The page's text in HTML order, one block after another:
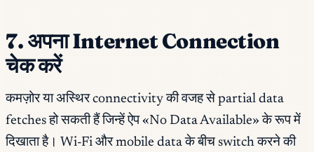
7. अपना Internet Connection
चेक करें
कमज़ोर या अस्थिर connectivity की वजह से partial data
fetches हो सकती हैं जिन्हें ऐप «No Data Available» के रूप में
दिखाता है। Wi-Fi और mobile data के बीच switch करने की